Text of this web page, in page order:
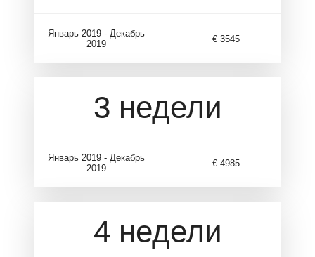
Январь 2019 - Декабрь
2019
€ 3545
3 недели
Январь 2019 - Декабрь
2019
€ 4985
4 недели